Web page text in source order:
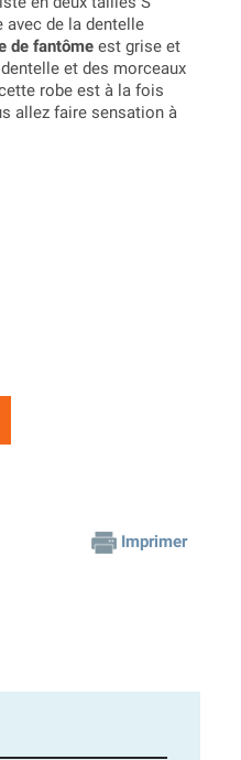
avec de la dentelle
de fantôme est grise et
et des morceaux
robe est à la fois
allez faire sensation à
Imprimer